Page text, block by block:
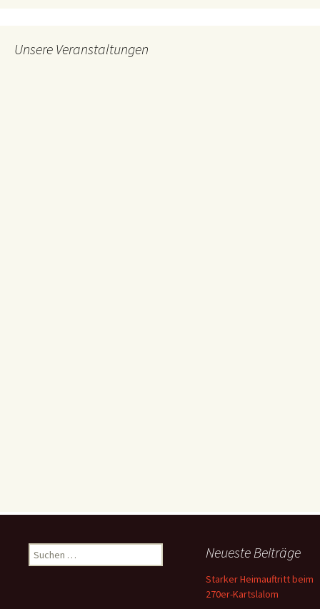
Unsere Veranstaltungen
Suchen
nach:
Neueste Beiträge
Starker Heimauftritt beim
270er-Kartslalom